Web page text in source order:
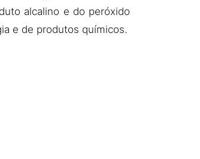
alcalino e do peróxido
e de produtos químicos.